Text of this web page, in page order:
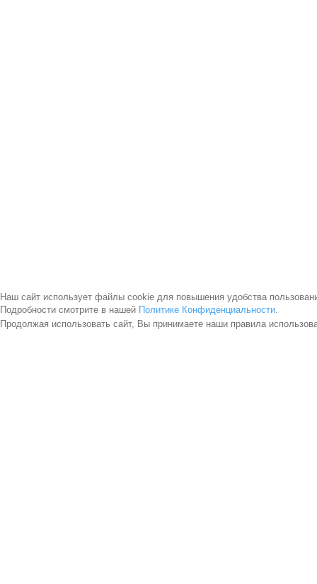
Наш сайт использует файлы cookie для повышения удобства
Подробности смотрите в нашей Политике Конфиденциальности.
Продолжая использовать сайт, Вы принимаете наши правила